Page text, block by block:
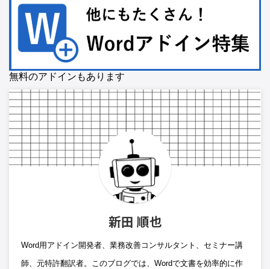
無料のアドインもあります
新田 順也
Word用アドイン開発者、業務改善コンサルタント、セミナー講
師、元特許翻訳者。このブログでは、Wordで文書を効率的に作